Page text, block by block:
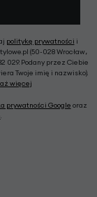
politykę prywatności i
(50-028 Wrocław,
029. Podany przez Ciebie
Twoje imię i nazwisko).
więcej
prywatności Google oraz
.